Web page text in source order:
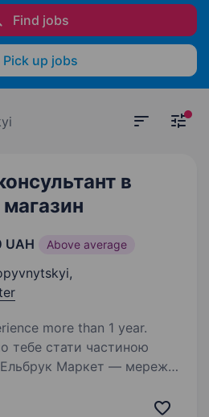
Find jobs
Pick up jobs
в
UAH Above average
more than 1 year.
тебе стати частиною
Маркет — мережі
клієнтам